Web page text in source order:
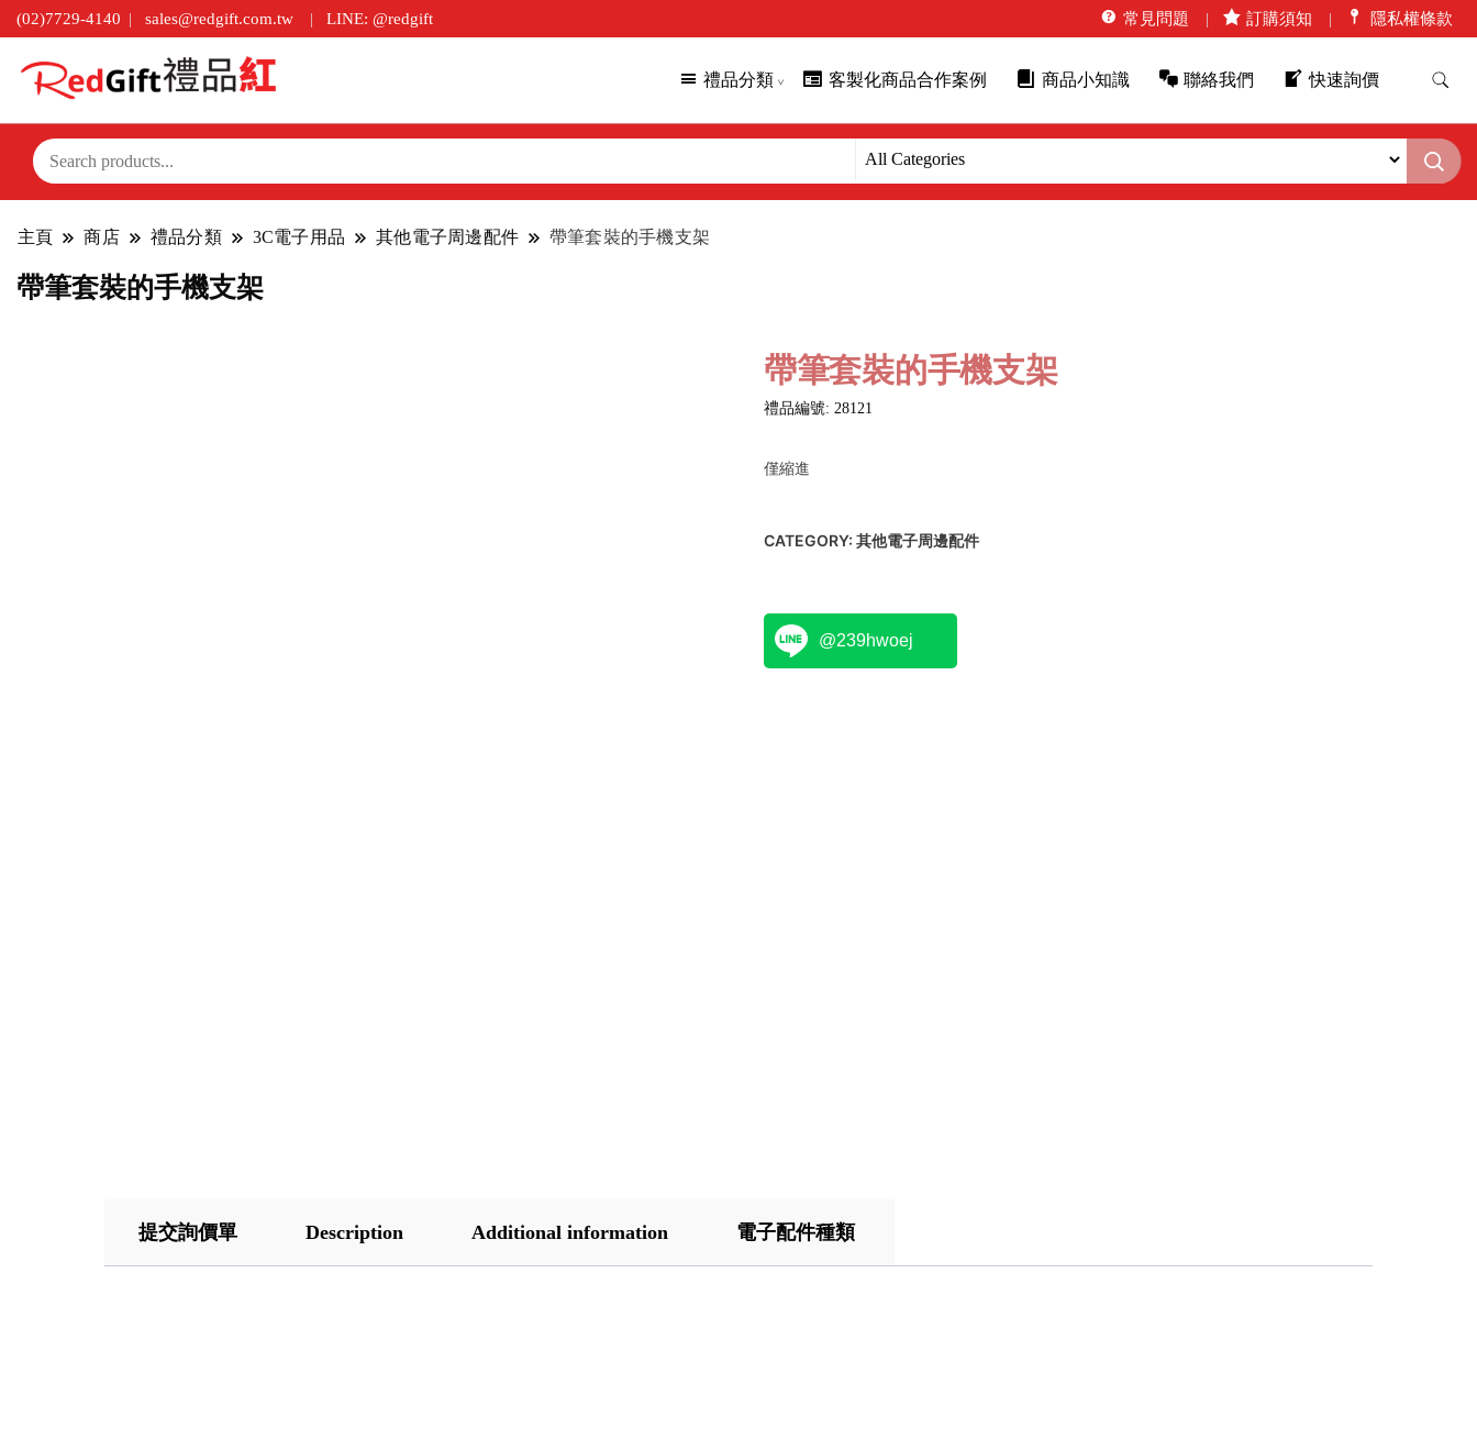
(02)7729-4140 sales@redgift.com.tw LINE: @redgift 常見問題 訂購須知 隱私權條款
禮品分類 客製化商品合作案例 商品小知識 聯絡我們 快速詢價
主頁 商店 禮品分類 3C電子用品 其他電子周邊配件 帶筆套裝的手機支架
帶筆套裝的手機支架
帶筆套裝的手機支架
禮品編號: 28121
僅縮進
CATEGORY:其他電子周邊配件
@239hwoej
提交詢價單 Description Additional information 電子配件種類